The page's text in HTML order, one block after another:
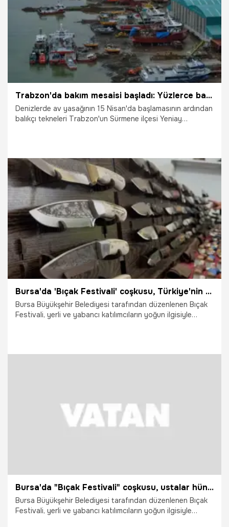
Gündem
Trabzon'da bakım mesaisi başladı: Yüzlerce balıkçı sıraya girdi
Denizlerde av yasağının 15 Nisan'da başlamasının ardından
balıkçı tekneleri Trabzon'un Sürmene ilçesi Yeniay
18.05.2026 Gündem
Bursa'da 'Bıçak Festivali' coşkusu, Türkiye'nin dört bir yanından gelen ustalar hünerlerini sergiledi
Bursa Büyükşehir Belediyesi tarafından düzenlenen Bıçak
Festivali, yerli ve yabancı katılımcıların yoğun ilgisiyle
Biba, Sürmene Belediye Başkanı Hüseyin Azizoğlu, AK Parti
Bursa'da "Bıçak Festivali" coşkusu, ustalar hünerlerini sergiledi
Bursa Büyükşehir Belediyesi tarafından düzenlenen Bıçak
Festivali, yerli ve yabancı katılımcıların yoğun ilgisiyle